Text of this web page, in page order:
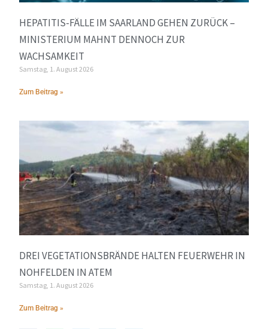
HEPATITIS-FÄLLE IM SAARLAND GEHEN ZURÜCK –
MINISTERIUM MAHNT DENNOCH ZUR
WACHSAMKEIT
Samstag, 1. August 2026
Zum Beitrag »
DREI VEGETATIONSBRÄNDE HALTEN FEUERWEHR IN
NOHFELDEN IN ATEM
Samstag, 1. August 2026
Zum Beitrag »